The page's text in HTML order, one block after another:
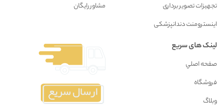
تجهیزات تصویر برداری
اینسترومنت دندانپزشکی
مشاور رايگان
لینک های سریع
صفحه اصلي
فروشگاه
وبلاگ